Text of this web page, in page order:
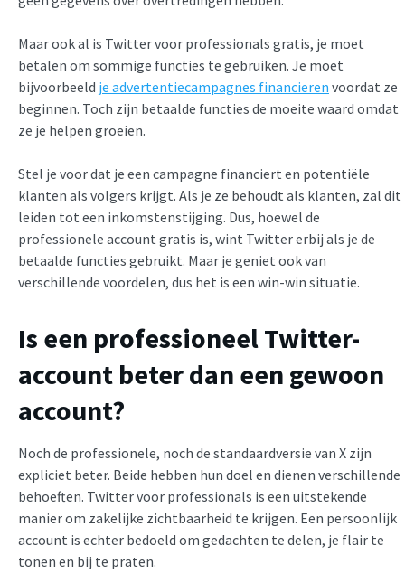
Maar ook al is Twitter voor professionals gratis, je moet
betalen om sommige functies te gebruiken. Je moet
bijvoorbeeld je advertentiecampagnes financieren voordat ze
beginnen. Toch zijn betaalde functies de moeite waard omdat
ze je helpen groeien.
Stel je voor dat je een campagne financiert en potentiële
klanten als volgers krijgt. Als je ze behoudt als klanten, zal dit
leiden tot een inkomstenstijging. Dus, hoewel de
professionele account gratis is, wint Twitter erbij als je de
betaalde functies gebruikt. Maar je geniet ook van
verschillende voordelen, dus het is een win-win situatie.
Is een professioneel Twitter-
account beter dan een gewoon
account?
Noch de professionele, noch de standaardversie van X zijn
expliciet beter. Beide hebben hun doel en dienen verschillende
behoeften. Twitter voor professionals is een uitstekende
manier om zakelijke zichtbaarheid te krijgen. Een persoonlijk
account is echter bedoeld om gedachten te delen, je flair te
tonen en bij te praten.